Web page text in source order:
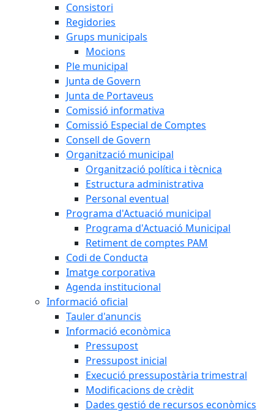
Consistori
Regidories
Grups municipals
Mocions
Ple municipal
Junta de Govern
Junta de Portaveus
Comissió informativa
Comissió Especial de Comptes
Consell de Govern
Organització municipal
Organització política i tècnica
Estructura administrativa
Personal eventual
Programa d'Actuació municipal
Programa d'Actuació Municipal
Retiment de comptes PAM
Codi de Conducta
Imatge corporativa
Agenda institucional
Informació oficial
Tauler d'anuncis
Informació econòmica
Pressupost
Pressupost inicial
Execució pressupostària trimestral
Modificacions de crèdit
Dades gestió de recursos econòmics